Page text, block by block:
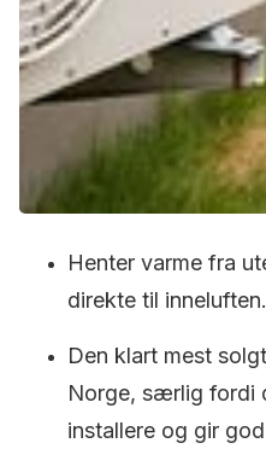
Henter varme fra
direkte til inneluften.
Den klart mest
Norge, særlig fordi
installere og gir